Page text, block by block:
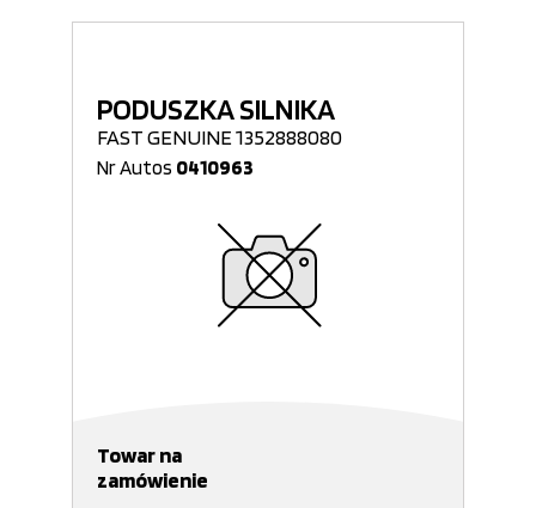
PODUSZKA SILNIKA
FAST GENUINE 1352888080
Nr Autos 0410963
Towar na
zamówienie